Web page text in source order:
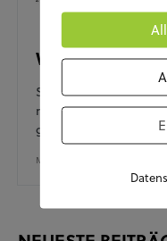
Seit dem ersten
rund 8 Wochen
gerade erst erfolgt,
MAI 12, 2020